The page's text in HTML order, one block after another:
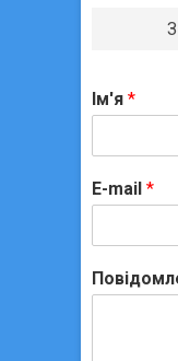
Ім'я *
E-mail *